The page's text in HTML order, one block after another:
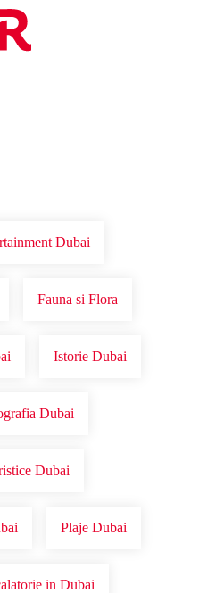
OFERTE DE NERATAT
Dubai
Fauna si Flora
Istorie Dubai
Dubai
Dubai
Plaje Dubai
in Dubai